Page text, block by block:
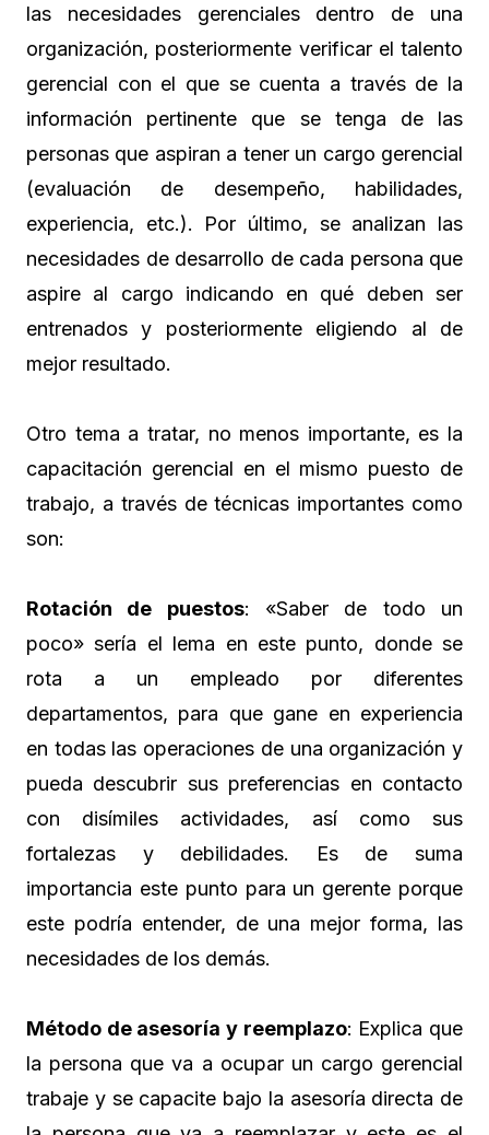
las necesidades gerenciales dentro de una
organización, posteriormente verificar el talento
gerencial con el que se cuenta a través de la
información pertinente que se tenga de las
personas que aspiran a tener un cargo gerencial
(evaluación de desempeño, habilidades,
experiencia, etc.). Por último, se analizan las
necesidades de desarrollo de cada persona que
aspire al cargo indicando en qué deben ser
entrenados y posteriormente eligiendo al de
mejor resultado.
Otro tema a tratar, no menos importante, es la
capacitación gerencial en el mismo puesto de
trabajo, a través de técnicas importantes como
son:
Rotación de puestos: «Saber de todo un
poco» sería el lema en este punto, donde se
rota a un empleado por diferentes
departamentos, para que gane en experiencia
en todas las operaciones de una organización y
pueda descubrir sus preferencias en contacto
con disímiles actividades, así como sus
fortalezas y debilidades. Es de suma
importancia este punto para un gerente porque
este podría entender, de una mejor forma, las
necesidades de los demás.
Método de asesoría y reemplazo: Explica que
la persona que va a ocupar un cargo gerencial
trabaje y se capacite bajo la asesoría directa de